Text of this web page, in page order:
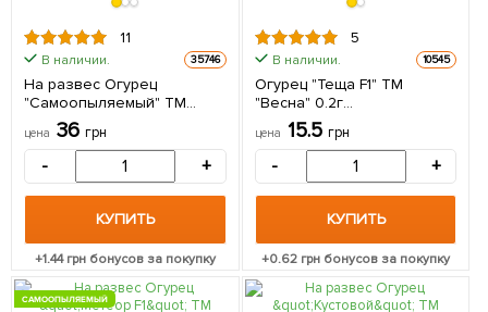
11
В наличии. 35746
На развес Огурец
"Самоопыляемый" ТМ
"Весна" цена за 1г
(самоопыляемый)
цена 36 грн
- +
КУПИТЬ
+1.44грн бонусов за покупку
5
В наличии. 10545
Огурец "Теща F1" ТМ
"Весна" 0.2г
(самоопыляемый)
цена 15.5 грн
- +
КУПИТЬ
+0.62 грн бонусов за покупку
САМООПЫЛЯЕМЫЙ